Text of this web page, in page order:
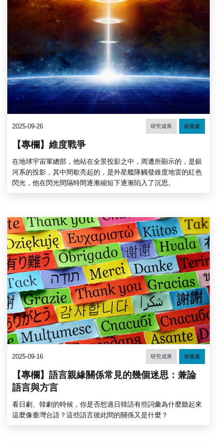
2025-09-26 研究成果 秘書處
【專欄】維度戰爭
在地球宇宙軍總部，他站在全景投影之中，周遭所顯示的，是銀
河系的投影，其中間歇亮起的，是外星艦隊觸發維度地雷的紅色
閃光，他在閃光間隔時間逐漸縮短下逐漸陷入了沉思。
2025-09-16 研究成果 秘書處
【專欄】語言親緣關係常見的幾個迷思：兼論
語言與方言
看日劇、韓劇的時候，你是否想過日韓語有些詞彙為什麼聽起來
這麼像臺灣台語？這些語言彼此間的關係又是什麼？